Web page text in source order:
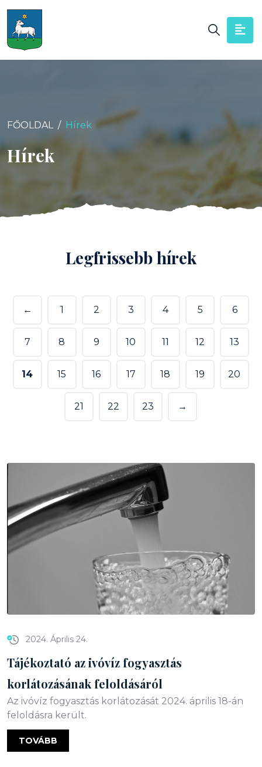
FŐOLDAL Hírek
Hírek
Legfrissebb hírek
← 1 2 3 4 5 6
7 8 9 10 11 12 13
14 15 16 17 18 19 20
21 22 23 →
2024. Április 24.
Tájékoztató az ivóvíz fogyasztás
korlátozásának feloldásáról
Az ivóvíz fogyasztás korlátozását 2024. április 18-án
feloldásra került.
TOVÁBB